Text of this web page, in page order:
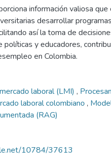
información valiosa
desarrollar
así la toma de
políticas y educadores,
en Colombia.
laboral (LMI) ,
laboral colombiano ,
(RAG)
10784/37613